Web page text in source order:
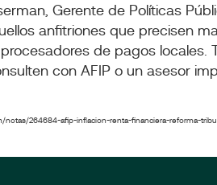
Gerente de Políticas
anfitriones que precisen
de pagos locales.
con AFIP o un asesor
notas/264684-afip-inflacion-renta-financiera-reforma-